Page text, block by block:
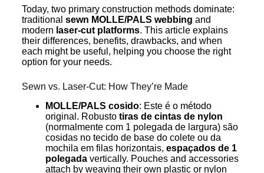
Today, two primary construction methods dominate:
traditional sewn MOLLE/PALS webbing and
modern laser-cut platforms. This article explains
their differences, benefits, drawbacks, and when
each might be useful, helping you choose the right
option for your needs.
Sewn vs. Laser-Cut: How They’re Made
MOLLE/PALS cosido: Este é o método
original. Robusto tiras de cintas de nylon
(normalmente com 1 polegada de largura) são
cosidas no tecido de base do colete ou da
mochila em filas horizontais, espaçados de 1
polegadavertically. Pouches and accessories
attach by weaving their own plastic or nylon